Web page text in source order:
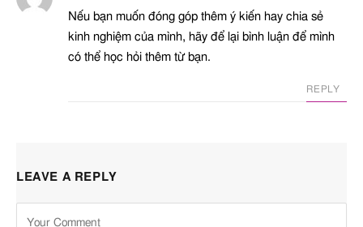
Nếu bạn muốn đóng góp thêm ý kiến hay chia sẻ
kinh nghiệm của mình, hãy để lại bình luận để mình
có thể học hỏi thêm từ bạn.
REPLY
LEAVE A REPLY